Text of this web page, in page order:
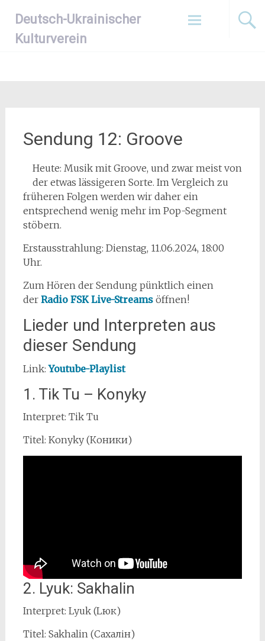
Inhalt
springen
Deutsch-Ukrainischer
Kulturverein
Sendung 12: Groove
Heute: Musik mit Groove, und zwar meist von
der etwas lässigeren Sorte. Im Vergleich zu
früheren Folgen werden wir daher ein
entsprechend wenig mehr im Pop-Segment
stöbern.
Erstausstrahlung: Dienstag, 11.06.2024, 18:00
Uhr.
Zum Hören der Sendung pünktlich einen
der Radio FSK Live-Streamsöffnen!
Lieder und Interpreten aus
dieser Sendung
Link:Youtube-Playlist
1. Tik Tu – Konyky
Interpret: Tik Tu
Titel: Konyky (Коники)
2. Lyuk: Sakhalin
Interpret: Lyuk (Lюк)
Titel: Sakhalin (Сахалін)